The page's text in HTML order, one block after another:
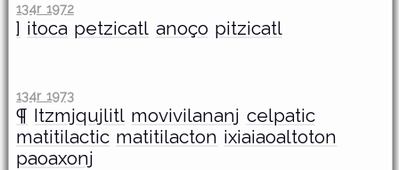
134r 1972
] itoca petzicatl anoço pitzicatl
134r 1973
¶ Itzmjqujlitl movivilananj celpatic
matitilactic matitilacton ixiaiaoaltoton
paoaxonj